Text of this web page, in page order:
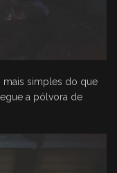
mais simples do que
a pólvora de